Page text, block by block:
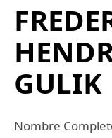
GULIK
Nombre